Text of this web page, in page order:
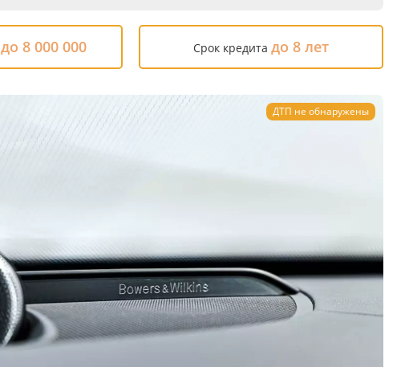
до 8 000 000 Срок кредита до 8 лет
ДТП не обнаружены